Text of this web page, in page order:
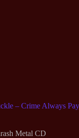
– Crime Always
Metal CD